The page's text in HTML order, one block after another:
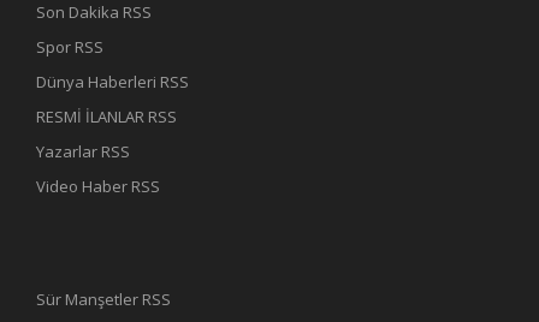
Son Dakika RSS
Spor RSS
Dünya Haberleri RSS
RESMİ İLANLAR RSS
Yazarlar RSS
Video Haber RSS
Sür Manşetler RSS